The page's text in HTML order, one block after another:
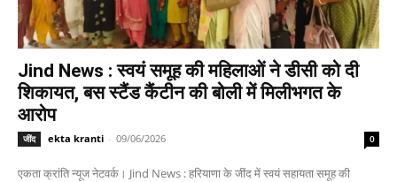
Jind News : स्वयं समूह की महिलाओं ने डीसी को दी
शिकायत, बस स्टैंड कैंटीन की बोली में मिलीभगत के
आरोप
जींद ekta kranti - 09/06/2026 0
एकता क्रांति न्यूज नेटवर्क। Jind News : हरियाणा के जींद में स्वयं सहायता समूह की